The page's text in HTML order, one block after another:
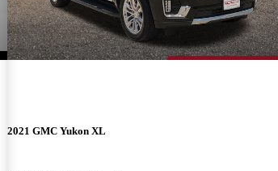
2021 GMC Yukon XL